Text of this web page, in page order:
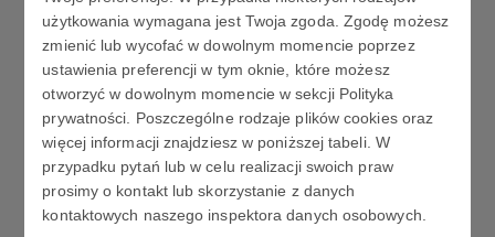
użytkowania wymagana jest Twoja zgoda. Zgodę możesz
zmienić lub wycofać w dowolnym momencie poprzez
ustawienia preferencji w tym oknie, które możesz
otworzyć w dowolnym momencie w sekcji Polityka
prywatności. Poszczególne rodzaje plików cookies oraz
więcej informacji znajdziesz w poniższej tabeli. W
przypadku pytań lub w celu realizacji swoich praw
prosimy o kontakt lub skorzystanie z danych
kontaktowych naszego inspektora danych osobowych.
CENTRUM EDUKACJI GRUPA ORLEN
Copyright © 2024
Wszystkie prawa zastrzeżone